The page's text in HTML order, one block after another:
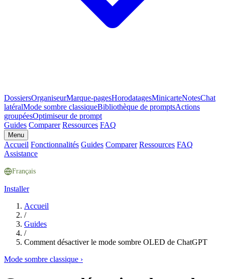
DossiersOrganiseurMarque-pagesHorodatagesMinicarteNotesChat
latéralMode sombre classiqueBibliothèque de promptsActions
groupéesOptimiseur de prompt
Guides Comparer Ressources FAQ
Menu
Accueil Fonctionnalités Guides Comparer Ressources FAQ
Assistance
Français
Installer
Accueil
/
Guides
/
Comment désactiver le mode sombre OLED de ChatGPT
Mode sombre classique ›